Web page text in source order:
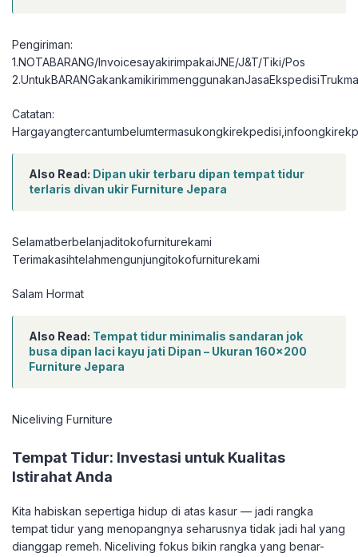
Pengiriman:
1.NOTABARANG/InvoicesayakirimpakaiJNE/J&T/Tiki/Pos
Catatan:
Also Read: Dipan ukir terbaru dipan tempat tidur
terlaris divan ukir Furniture Jepara
Selamatberbelanjaditokofurniturekami
Terimakasihtelahmengunjungitokofurniturekami
Salam Hormat
Also Read: Tempat tidur minimalis sandaran jok
busa dipan laci kayu jati Dipan – Ukuran 160×200
Furniture Jepara
Niceliving Furniture
Tempat Tidur: Investasi untuk Kualitas
Istirahat Anda
Kita habiskan sepertiga hidup di atas kasur — jadi rangka
tempat tidur yang menopangnya seharusnya tidak jadi hal yang
dianggap remeh. Niceliving fokus bikin rangka yang benar-